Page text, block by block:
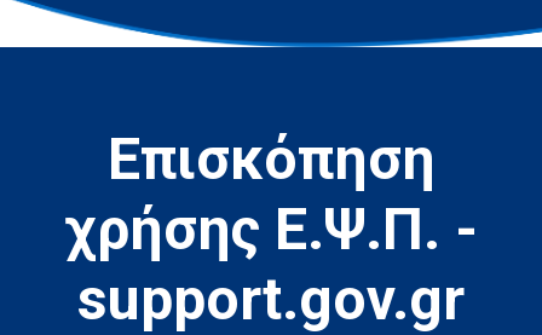
Επισκόπηση
χρήσης Ε.Ψ.Π. -
support.gov.gr